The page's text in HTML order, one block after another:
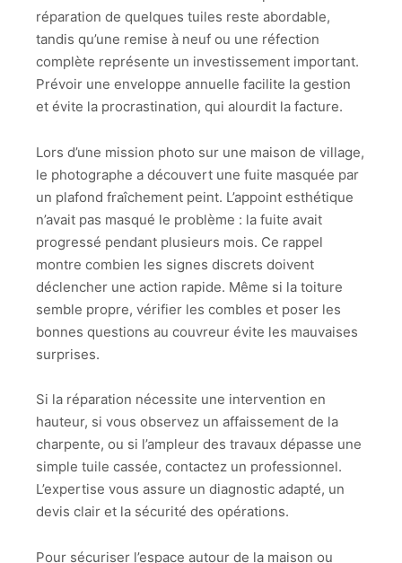
réparation de quelques tuiles reste abordable,
tandis qu’une remise à neuf ou une réfection
complète représente un investissement important.
Prévoir une enveloppe annuelle facilite la gestion
et évite la procrastination, qui alourdit la facture.
Lors d’une mission photo sur une maison de village,
le photographe a découvert une fuite masquée par
un plafond fraîchement peint. L’appoint esthétique
n’avait pas masqué le problème : la fuite avait
progressé pendant plusieurs mois. Ce rappel
montre combien les signes discrets doivent
déclencher une action rapide. Même si la toiture
semble propre, vérifier les combles et poser les
bonnes questions au couvreur évite les mauvaises
surprises.
Si la réparation nécessite une intervention en
hauteur, si vous observez un affaissement de la
charpente, ou si l’ampleur des travaux dépasse une
simple tuile cassée, contactez un professionnel.
L’expertise vous assure un diagnostic adapté, un
devis clair et la sécurité des opérations.
Pour sécuriser l’espace autour de la maison ou